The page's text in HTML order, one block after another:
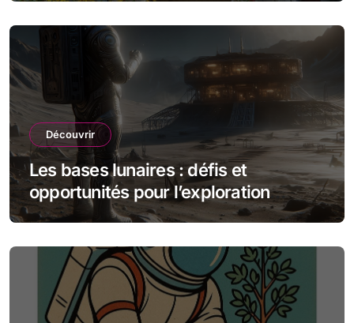
Découvrir
Les bases lunaires : défis et
opportunités pour l’exploration
spatiale